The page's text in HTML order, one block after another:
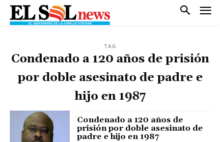
TAG
Condenado a 120 años de prisión
por doble asesinato de padre e
hijo en 1987
Condenado a 120 años de
prisión por doble asesinato de
padre e hijo en 1987